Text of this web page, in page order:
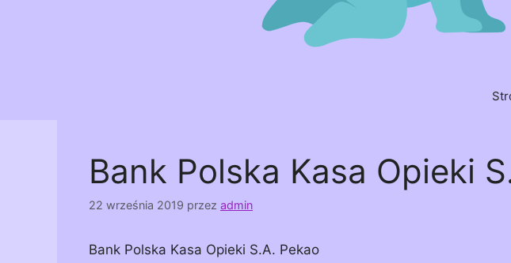
Bank Polska Kasa Opieki
22 września 2019 przez admin
Bank Polska Kasa Opieki S.A. Pekao